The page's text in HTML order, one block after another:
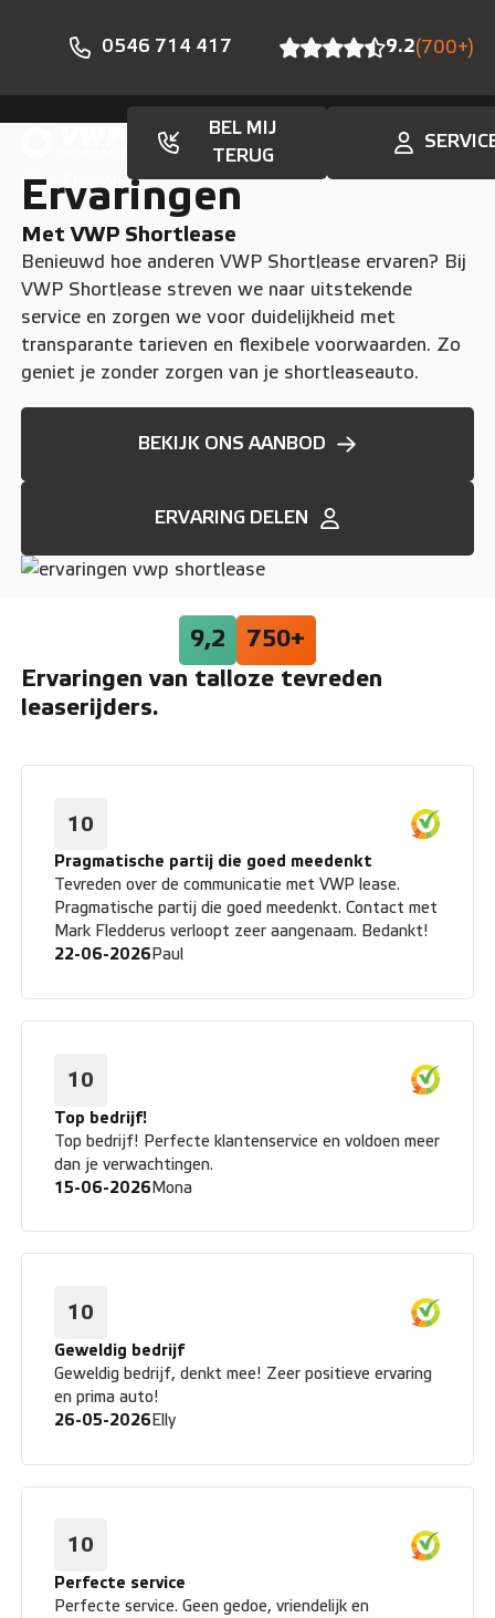
0546 714 417 9.2(700+)
BEL MIJ
TERUG
Ervaringen
Ervaringen
Met VWP Shortlease
Benieuwd hoe anderen VWP Shortlease ervaren? Bij
VWP Shortlease streven we naar uitstekende
service en zorgen we voor duidelijkheid met
transparante tarieven en flexibele voorwaarden. Zo
geniet je zonder zorgen van je shortleaseauto.
BEKIJK ONS AANBOD
ERVARING DELEN
9,2
750+
Ervaringen van talloze tevreden
leaserijders.
10
Pragmatische partij die goed meedenkt
Tevreden over de communicatie met VWP lease.
Pragmatische partij die goed meedenkt. Contact met
Mark Fledderus verloopt zeer aangenaam. Bedankt!
22-06-2026Paul
10
Top bedrijf!
Top bedrijf! Perfecte klantenservice en voldoen meer
dan je verwachtingen.
15-06-2026 Mona
10
Geweldig bedrijf
Geweldig bedrijf, denkt mee! Zeer positieve ervaring
en prima auto!
26-05-2026 Elly
10
Perfecte service
Perfecte service. Geen gedoe, vriendelijk en